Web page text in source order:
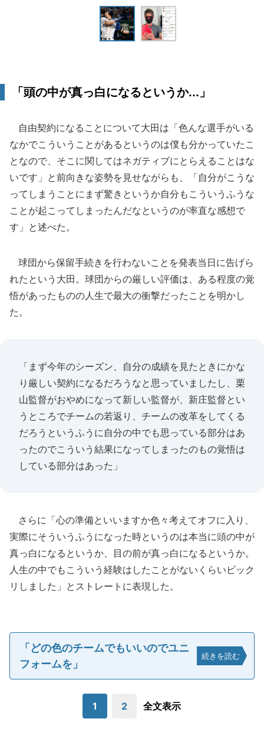
「頭の中が真っ白になるというか...」
自由契約になることについて大田は「色んな選手がいる
なかでこういうことがあるというのは僕も分かっていたこ
となので、そこに関してはネガティブにとらえることはな
いです」と前向きな姿勢を見せながらも、「自分がこうな
ってしまうことにまず驚きというか自分もこういうふうな
ことが起こってしまったんだなというのが率直な感想で
す」と述べた。
球団から保留手続きを行わないことを発表当日に告げら
れたという大田。球団からの厳しい評価は、ある程度の覚
悟があったものの人生で最大の衝撃だったことを明かし
た。
「まず今年のシーズン、自分の成績を見たときにかな
り厳しい契約になるだろうなと思っていましたし、栗
山監督がおやめになって新しい監督が、新庄監督とい
うところでチームの若返り、チームの改革をしてくる
だろうというふうに自分の中でも思っている部分はあ
ったのでこういう結果になってしまったのもの覚悟は
している部分はあった」
さらに「心の準備といいますか色々考えてオフに入り、
実際にそういうふうになった時というのは本当に頭の中が
真っ白になるというか、目の前が真っ白になるというか。
人生の中でもこういう経験はしたことがないくらいビック
リしました」とストレートに表現した。
「どの色のチームでもいいのでユニ
フォームを」
続きを読む
1 2 全文表示